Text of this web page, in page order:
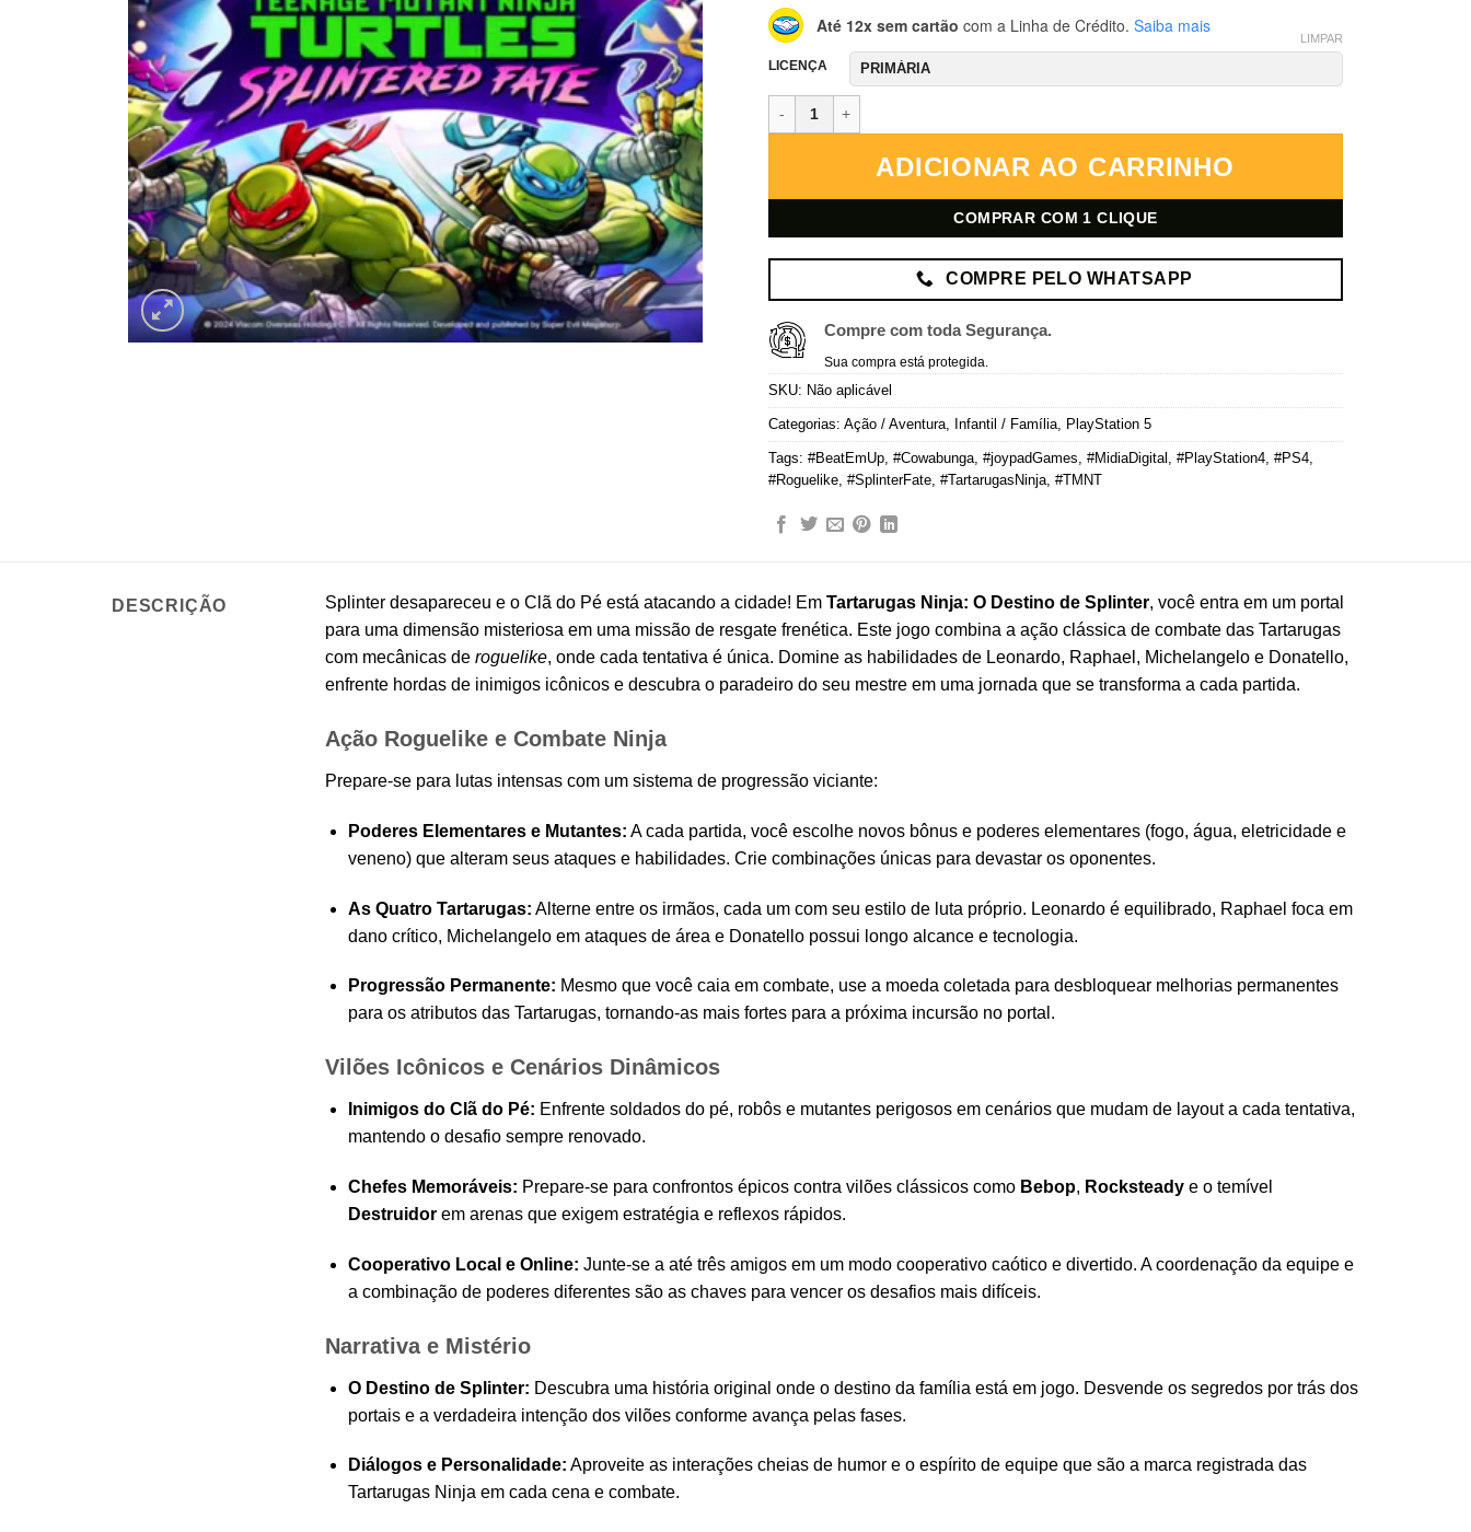
Até 12x sem cartão com a Linha de Crédito. Saiba mais
LICENÇA
LIMPAR
Tartarugas Ninja: O Destino de Splinter – PlayStation 5 – Mídia Digital quantidade
ADICIONAR AO CARRINHO
COMPRAR COM 1 CLIQUE
COMPRE PELO WHATSAPP
Compre com toda Segurança.
Sua compra está protegida.
SKU: Não aplicável
Categorias: Ação / Aventura Infantil / Família PlayStation 5
Tags: #BeatEmUp #Cowabunga #joypadGames #MidiaDigital #PlayStation4 #PS4
#Roguelike #SplinterFate #TartarugasNinja #TMNT
DESCRIÇÃO Splinter desapareceu e o Clã do Pé está atacando a cidade! Em Tartarugas Ninja: O Destino de Splinter, você entra em um portal
para uma dimensão misteriosa em uma missão de resgate frenética. Este jogo combina a ação clássica de combate das Tartarugas
com mecânicas de roguelike, onde cada tentativa é única. Domine as habilidades de Leonardo, Raphael, Michelangelo e Donatello,
enfrente hordas de inimigos icônicos e descubra o paradeiro do seu mestre em uma jornada que se transforma a cada partida.
Ação Roguelike e Combate Ninja
Prepare-se para lutas intensas com um sistema de progressão viciante:
Poderes Elementares e Mutantes: A cada partida, você escolhe novos bônus e poderes elementares (fogo, água, eletricidade e
veneno) que alteram seus ataques e habilidades. Crie combinações únicas para devastar os oponentes.
As Quatro Tartarugas: Alterne entre os irmãos, cada um com seu estilo de luta próprio. Leonardo é equilibrado, Raphael foca em
dano crítico, Michelangelo em ataques de área e Donatello possui longo alcance e tecnologia.
Progressão Permanente: Mesmo que você caia em combate, use a moeda coletada para desbloquear melhorias permanentes
para os atributos das Tartarugas, tornando-as mais fortes para a próxima incursão no portal.
Vilões Icônicos e Cenários Dinâmicos
Inimigos do Clã do Pé: Enfrente soldados do pé, robôs e mutantes perigosos em cenários que mudam de layout a cada tentativa,
mantendo o desafio sempre renovado.
Chefes Memoráveis: Prepare-se para confrontos épicos contra vilões clássicos como Bebop, Rocksteadye o temível
Destruidorem arenas que exigem estratégia e reflexos rápidos.
Cooperativo Local e Online: Junte-se a até três amigos em um modo cooperativo caótico e divertido. A coordenação da equipe e
a combinação de poderes diferentes são as chaves para vencer os desafios mais difíceis.
Narrativa e Mistério
O Destino de Splinter: Descubra uma história original onde o destino da família está em jogo. Desvende os segredos por trás dos
portais e a verdadeira intenção dos vilões conforme avança pelas fases.
Diálogos e Personalidade: Aproveite as interações cheias de humor e o espírito de equipe que são a marca registrada das
Tartarugas Ninja em cada cena e combate.